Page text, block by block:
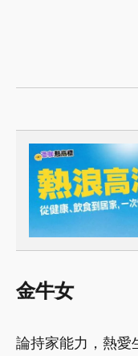
金牛女
論持家能力，熱愛